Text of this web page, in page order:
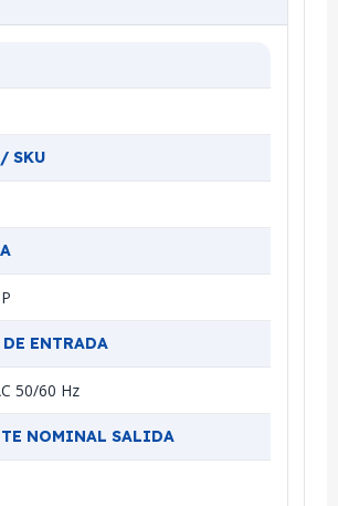
SKU
ENTRADA
50/60 Hz
NOMINAL SALIDA